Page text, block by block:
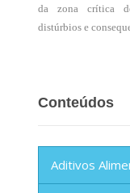
da zona crítica
distúrbios e
Conteúdos
Aditivos